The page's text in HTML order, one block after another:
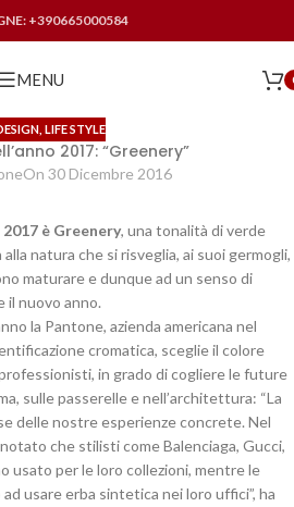
+390665000584
MENU
LIFE STYLE
2017: “Greenery”
On 30 Dicembre 2016
è Greenery, una tonalità di verde
natura che si risveglia, ai suoi germogli,
maturare e dunque ad un senso di
il nuovo anno.
la Pantone, azienda americana nel
cromatica, sceglie il colore
in grado di cogliere le future
sulle passerelle e nell’architettura: “La
delle nostre esperienze concrete. Nel
notato che stilisti come Balenciaga, Gucci,
usato per le loro collezioni, mentre le
usare erba sintetica nei loro uffici”, ha